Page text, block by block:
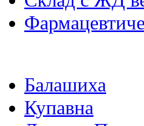
Балашиха
Купавна